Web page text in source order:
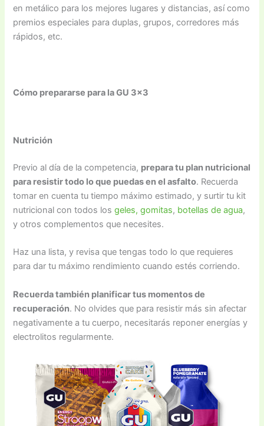
en metálico para los mejores lugares y distancias, así como
premios especiales para duplas, grupos, corredores más
rápidos, etc.
Cómo prepararse para la GU 3×3
Nutrición
Previo al día de la competencia, prepara tu plan nutricional
para resistir todo lo que puedas en el asfalto. Recuerda
tomar en cuenta tu tiempo máximo estimado, y surtir tu kit
nutricional con todos losgeles, gomitas, botellas de agua,
y otros complementos que necesites.
Haz una lista, y revisa que tengas todo lo que requieres
para dar tu máximo rendimiento cuando estés corriendo.
Recuerda también planificar tus momentos de
recuperación. No olvides que para resistir más sin afectar
negativamente a tu cuerpo, necesitarás reponer energías y
electrolitos regularmente.